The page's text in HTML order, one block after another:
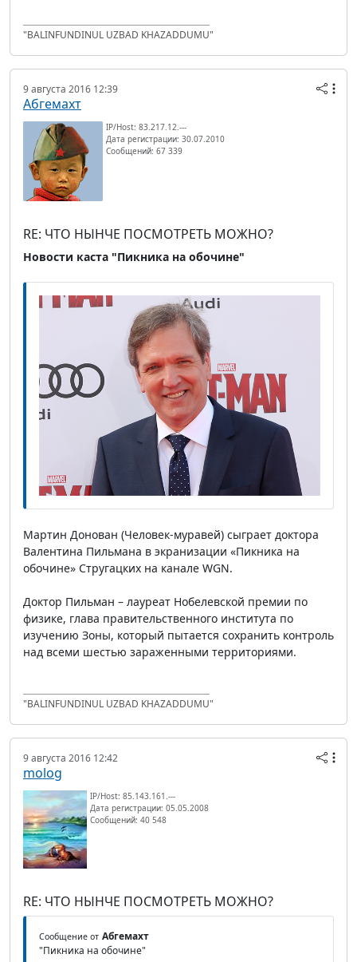
"BALINFUNDINUL UZBAD KHAZADDUMU"
9 августа 2016 12:39
Абгемахт
IP/Host: 83.217.12.---
Дата регистрации: 30.07.2010
Сообщений: 67 339
RE: ЧТО НЫНЧЕ ПОСМОТРЕТЬ МОЖНО?
Новости каста "Пикника на обочине"
Мартин Донован (Человек-муравей) сыграет доктора
Валентина Пильмана в экранизации «Пикника на
обочине» Стругацких на канале WGN.
Доктор Пильман – лауреат Нобелевской премии по
физике, глава правительственного института по
изучению Зоны, который пытается сохранить контроль
над всеми шестью зараженными территориями.
"BALINFUNDINUL UZBAD KHAZADDUMU"
9 августа 2016 12:42
molog
IP/Host: 85.143.161.---
Дата регистрации: 05.05.2008
Сообщений: 40 548
RE: ЧТО НЫНЧЕ ПОСМОТРЕТЬ МОЖНО?
Сообщение от Абгемахт
"Пикника на обочине"